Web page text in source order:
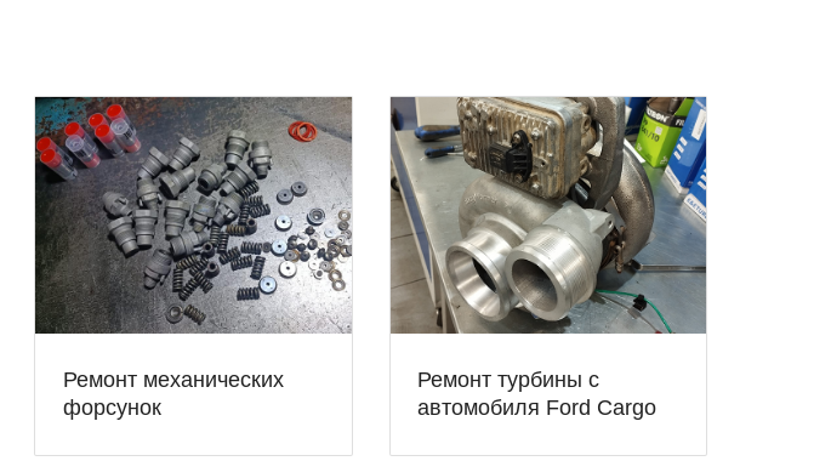
Ремонт механических
форсунок
Ремонт турбины с
автомобиля Ford Cargo